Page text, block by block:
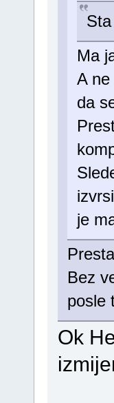
Ma
A
da
je
Bez
posle
Ok